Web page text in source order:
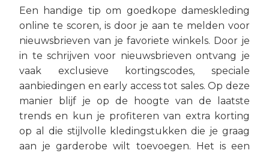
Een handige tip om goedkope dameskleding
online te scoren, is door je aan te melden voor
nieuwsbrieven van je favoriete winkels. Door je
in te schrijven voor nieuwsbrieven ontvang je
vaak exclusieve kortingscodes, speciale
aanbiedingen en early access tot sales. Op deze
manier blijf je op de hoogte van de laatste
trends en kun je profiteren van extra korting
op al die stijlvolle kledingstukken die je graag
aan je garderobe wilt toevoegen. Het is een